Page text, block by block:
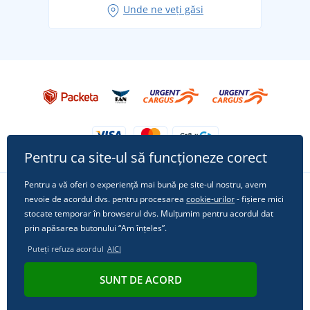
Tricoul preferat City în rol principal: ținute pentru
Unde ne veți găsi
Urmărește-ne pe rețelele sociale
© 2011 - 2026, Dual Trade s.r.o. | Din punct de vedere tehnic oferă
Pentru ca site-ul să funcționeze corect
Pentru a vă oferi o experiență mai bună pe site-ul nostru, avem
nevoie de acordul dvs. pentru procesarea cookie-urilor- fișiere mici
stocate temporar în browserul dvs. Mulțumim pentru acordul dat
prin apăsarea butonului “Am înțeles”.
Puteți refuza acordul AICI
SUNT DE ACORD